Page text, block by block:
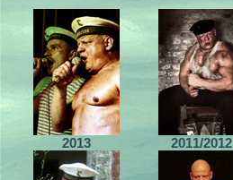
2013 2011/2012